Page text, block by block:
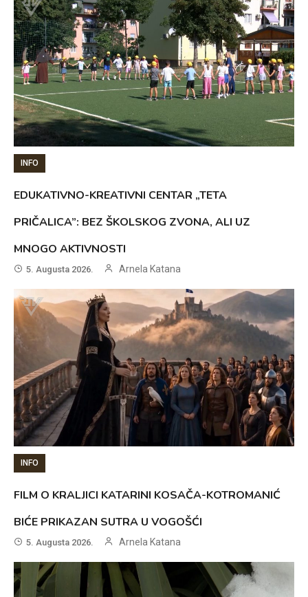
INFO
EDUKATIVNO-KREATIVNI CENTAR „TETA
PRIČALICA”: BEZ ŠKOLSKOG ZVONA, ALI UZ
MNOGO AKTIVNOSTI
5. Augusta 2026. Arnela Katana
INFO
FILM O KRALJICI KATARINI KOSAČA-KOTROMANIĆ
BIĆE PRIKAZAN SUTRA U VOGOŠĆI
5. Augusta 2026. Arnela Katana